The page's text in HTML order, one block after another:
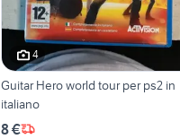
4
Guitar Hero world tour per ps2 in
italiano
8 €